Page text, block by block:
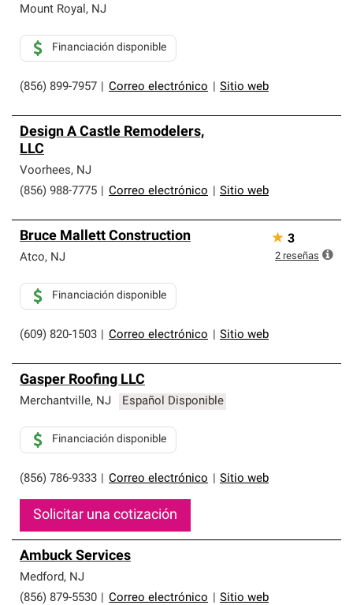
Mount Royal, NJ
(856) 899-7957 Correo electrónico Sitio web
Financiación disponible
Design A Castle Remodelers,
LLC
Voorhees, NJ
(856) 988-7775
Correo electrónico Sitio web
Bruce Mallett Construction
Atco, NJ
(609) 820-1503 Correo electrónico Sitio web
Financiación disponible
★ 3
2 reseñas
Gasper Roofing LLC
Merchantville, NJ Español Disponible
(856) 786-9333 Correo electrónico Sitio web
Financiación disponible
Solicitar una cotización
Ambuck Services
Medford, NJ
(856) 879-5530
Correo electrónico Sitio web